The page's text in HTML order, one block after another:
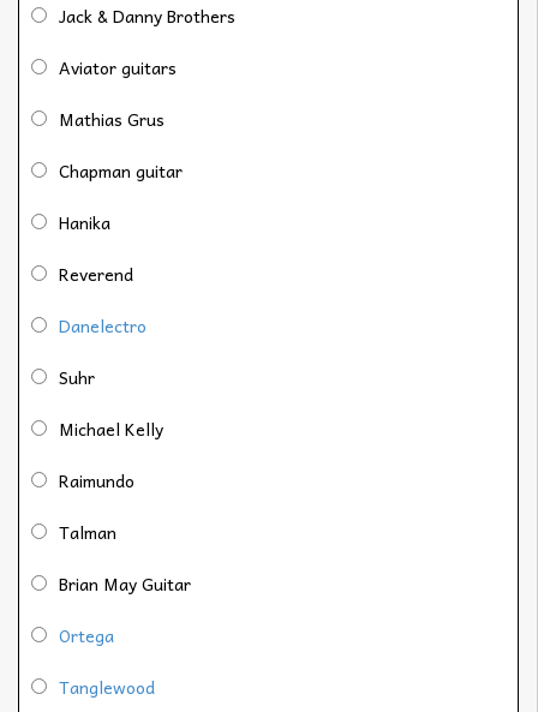
Jack & Danny Brothers
Aviator guitars
Mathias Grus
Chapman guitar
Hanika
Reverend
Danelectro
Suhr
Michael Kelly
Raimundo
Talman
Brian May Guitar
Ortega
Tanglewood